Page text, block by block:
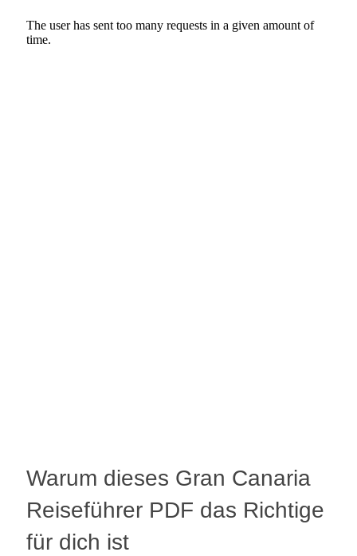
Warum dieses Gran Canaria
Reiseführer PDF das Richtige
für dich ist